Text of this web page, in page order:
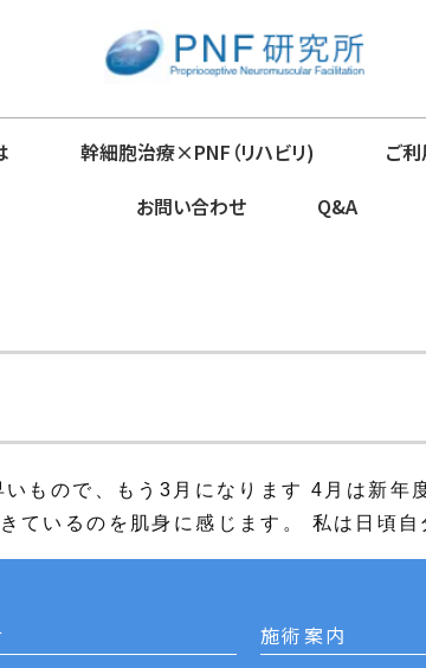
幹細胞治療×PNF（リハビリ) ご
お問い合わせ
Q&A
もので、もう3月になります 4月は新
ているのを肌身に感じます。 私は日頃
施術案内